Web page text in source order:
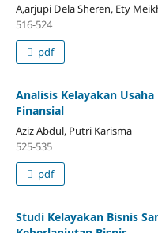
A,arjupi Dela Sheren, Ety
516-524
pdf
Analisis Kelayakan
Finansial
Aziz Abdul, Putri Karisma
525-535
pdf
Studi Kelayakan Bisnis